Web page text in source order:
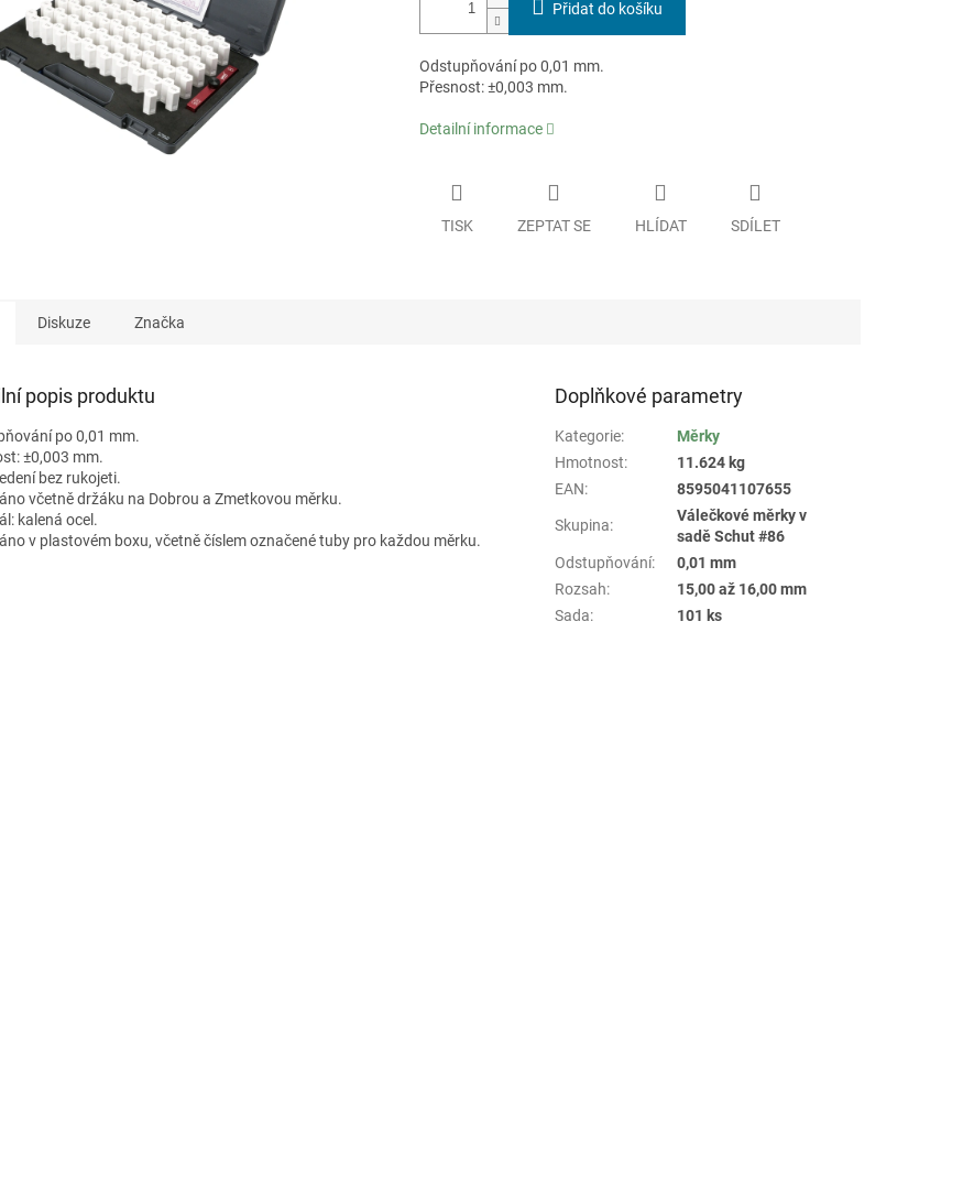
Přidat do košíku
Odstupňování po 0,01 mm.
Přesnost: ±0,003 mm.
Detailní informace
TISK ZEPTAT SE HLÍDAT SDÍLET
Diskuze Značka
popis produktu
po 0,01 mm.
±0,003 mm.
bez rukojeti.
včetně držáku na Dobrou a Zmetkovou měrku.
kalená ocel.
v plastovém boxu, včetně číslem označené tuby pro každou měrku.
Doplňkové parametry
Kategorie:
Měrky
Hmotnost:
11.624 kg
EAN: 8595041107655
Skupina:
Válečkové měrky v
sadě Schut #86
Odstupňování:
0,01 mm
Rozsah:
15,00 až 16,00 mm
Sada: 101 ks